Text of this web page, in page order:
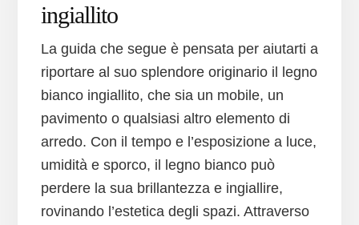
ingiallito
La guida che segue è pensata per aiutarti a
riportare al suo splendore originario il legno
bianco ingiallito, che sia un mobile, un
pavimento o qualsiasi altro elemento di
arredo. Con il tempo e l’esposizione a luce,
umidità e sporco, il legno bianco può
perdere la sua brillantezza e ingiallire,
rovinando l’estetica degli spazi. Attraverso